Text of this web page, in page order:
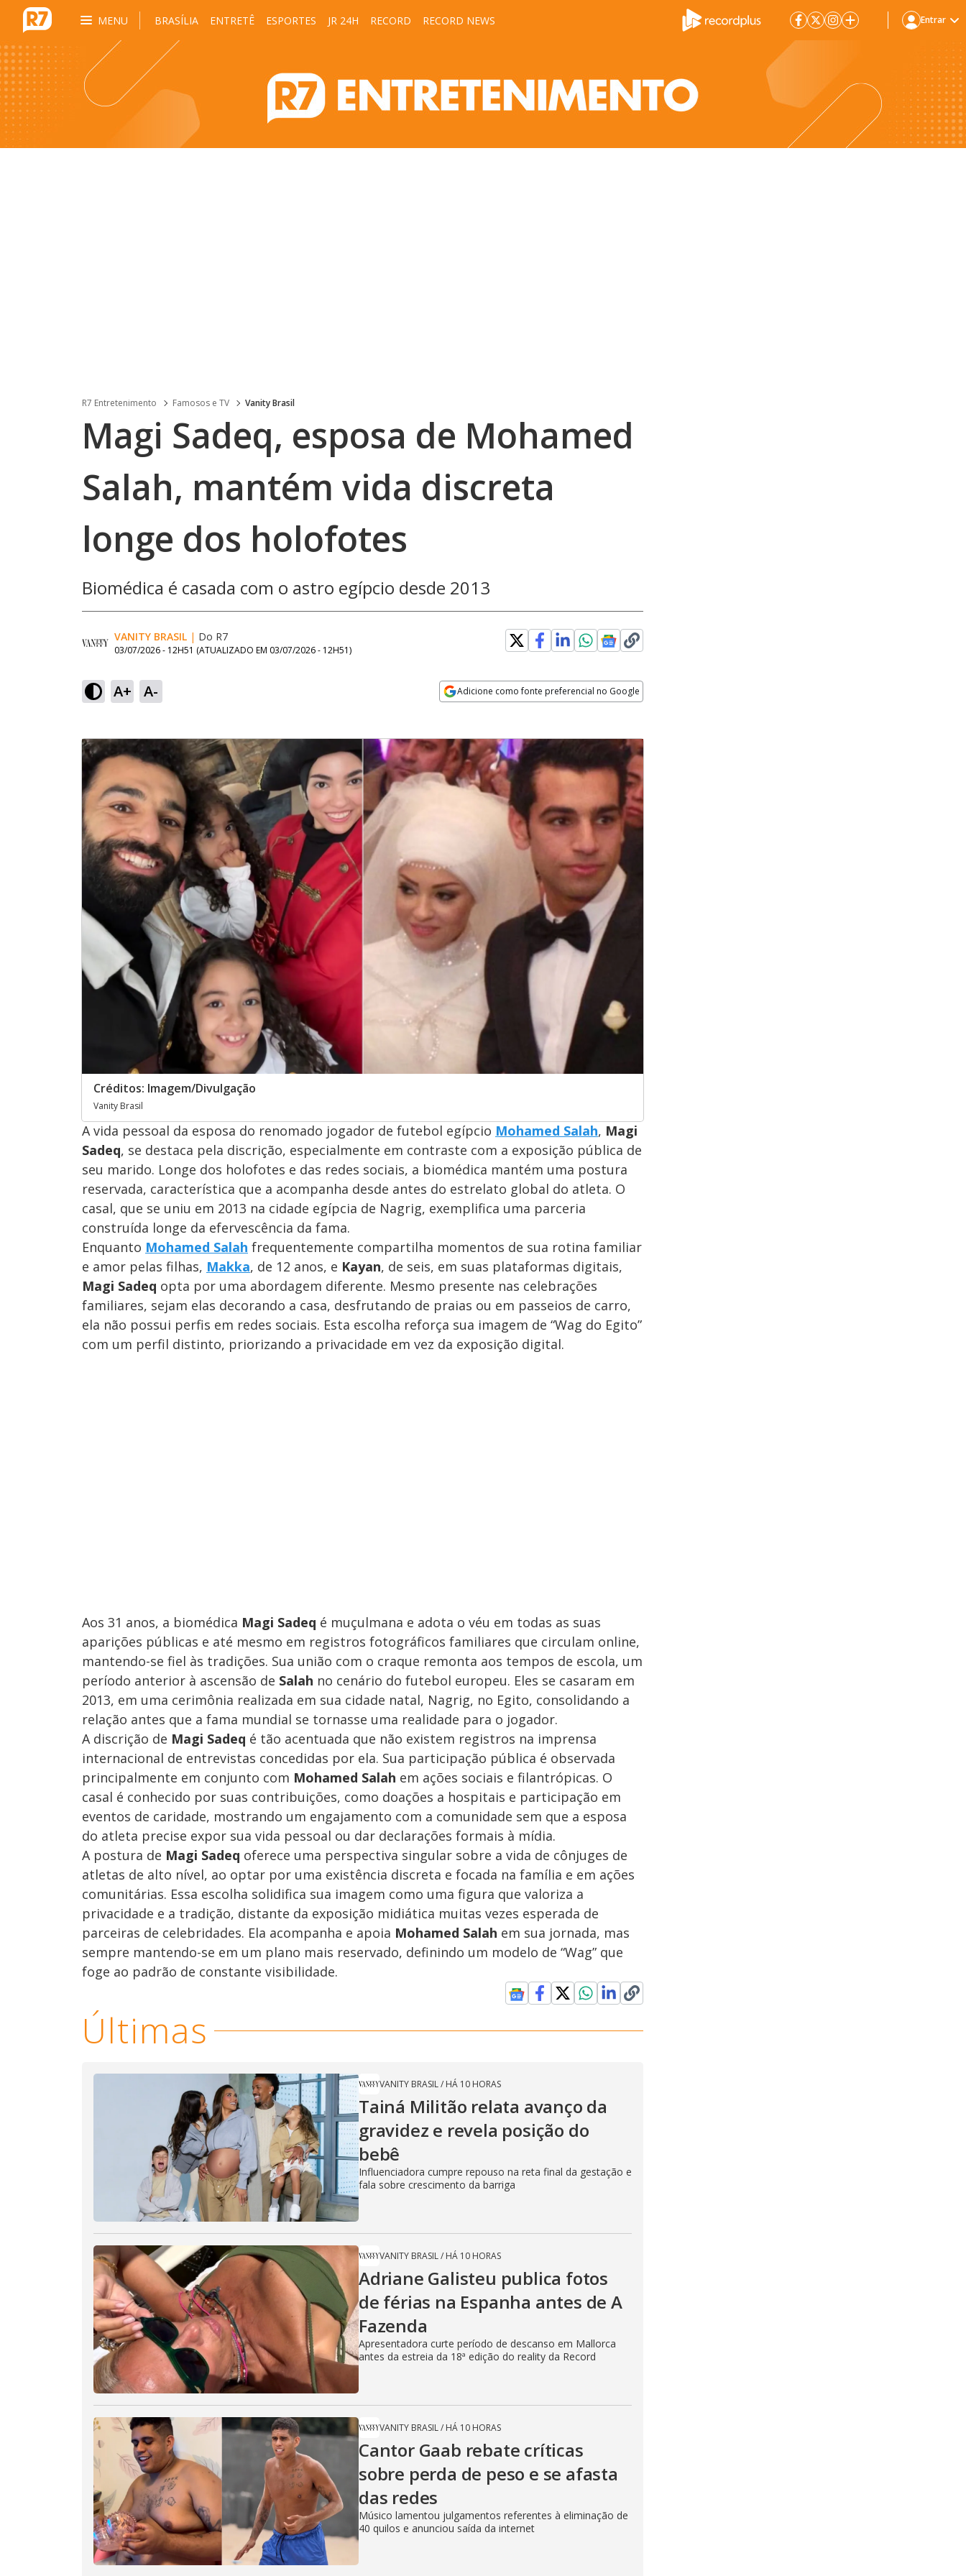
MENU BRASÍLIA ENTRETÊ ESPORTES JR 24H RECORD RECORD NEWS Entrar
R7 Entretenimento Famosos e TV Vanity Brasil
Magi Sadeq, esposa de Mohamed
Salah, mantém vida discreta
longe dos holofotes
Biomédica é casada com o astro egípcio desde 2013
VANITY BRASIL | Do R7
03/07/2026 - 12H51 (ATUALIZADO EM 03/07/2026 - 12H51)
A+ A- Adicione como fonte preferencial no Google
Créditos: Imagem/Divulgação
Vanity Brasil
A vida pessoal da esposa do renomado jogador de futebol egípcio Mohamed Salah, Magi
Sadeq, se destaca pela discrição, especialmente em contraste com a exposição pública de
seu marido. Longe dos holofotes e das redes sociais, a biomédica mantém uma postura
reservada, característica que a acompanha desde antes do estrelato global do atleta. O
casal, que se uniu em 2013 na cidade egípcia de Nagrig, exemplifica uma parceria
construída longe da efervescência da fama.
Enquanto Mohamed Salah frequentemente compartilha momentos de sua rotina familiar
e amor pelas filhas, Makka, de 12 anos, e Kayan, de seis, em suas plataformas digitais,
Magi Sadeq opta por uma abordagem diferente. Mesmo presente nas celebrações
familiares, sejam elas decorando a casa, desfrutando de praias ou em passeios de carro,
ela não possui perfis em redes sociais. Esta escolha reforça sua imagem de “Wag do Egito”
com um perfil distinto, priorizando a privacidade em vez da exposição digital.
Aos 31 anos, a biomédica Magi Sadeq é muçulmana e adota o véu em todas as suas
aparições públicas e até mesmo em registros fotográficos familiares que circulam online,
mantendo-se fiel às tradições. Sua união com o craque remonta aos tempos de escola, um
período anterior à ascensão de Salah no cenário do futebol europeu. Eles se casaram em
2013, em uma cerimônia realizada em sua cidade natal, Nagrig, no Egito, consolidando a
relação antes que a fama mundial se tornasse uma realidade para o jogador.
A discrição de Magi Sadeq é tão acentuada que não existem registros na imprensa
internacional de entrevistas concedidas por ela. Sua participação pública é observada
principalmente em conjunto com Mohamed Salah em ações sociais e filantrópicas. O
casal é conhecido por suas contribuições, como doações a hospitais e participação em
eventos de caridade, mostrando um engajamento com a comunidade sem que a esposa
do atleta precise expor sua vida pessoal ou dar declarações formais à mídia.
A postura de Magi Sadeq oferece uma perspectiva singular sobre a vida de cônjuges de
atletas de alto nível, ao optar por uma existência discreta e focada na família e em ações
comunitárias. Essa escolha solidifica sua imagem como uma figura que valoriza a
privacidade e a tradição, distante da exposição midiática muitas vezes esperada de
parceiras de celebridades. Ela acompanha e apoia Mohamed Salah em sua jornada, mas
sempre mantendo-se em um plano mais reservado, definindo um modelo de “Wag” que
foge ao padrão de constante visibilidade.
Últimas
VANITY BRASIL/ HÁ 10 HORAS
Tainá Militão relata avanço da
gravidez e revela posição do
bebê
Influenciadora cumpre repouso na reta final da gestação e
fala sobre crescimento da barriga
VANITY BRASIL/ HÁ 10 HORAS
Adriane Galisteu publica fotos
de férias na Espanha antes de A
Fazenda
Apresentadora curte período de descanso em Mallorca
antes da estreia da 18ª edição do reality da Record
VANITY BRASIL/ HÁ 10 HORAS
Cantor Gaab rebate críticas
sobre perda de peso e se afasta
das redes
Músico lamentou julgamentos referentes à eliminação de
40 quilos e anunciou saída da internet